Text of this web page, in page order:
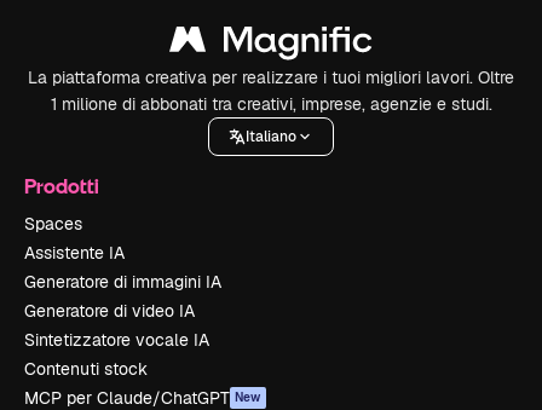
La piattaforma creativa per realizzare i tuoi migliori lavori. Oltre
1 milione di abbonati tra creativi, imprese, agenzie e studi.
Italiano
Prodotti
Spaces
Assistente IA
Generatore di immagini IA
Generatore di video IA
Sintetizzatore vocale IA
Contenuti stock
MCP per Claude/ChatGPT New